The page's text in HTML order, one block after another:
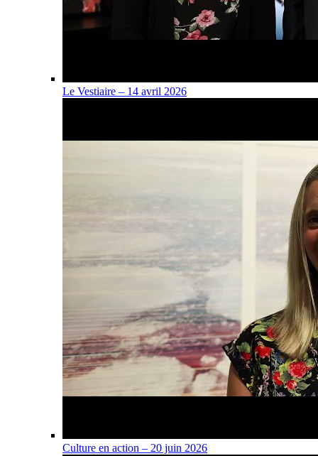
Le Vestiaire – 14 avril 2026
Culture en action – 20 juin 2026